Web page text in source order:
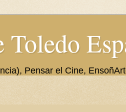
Pensar el Cine,